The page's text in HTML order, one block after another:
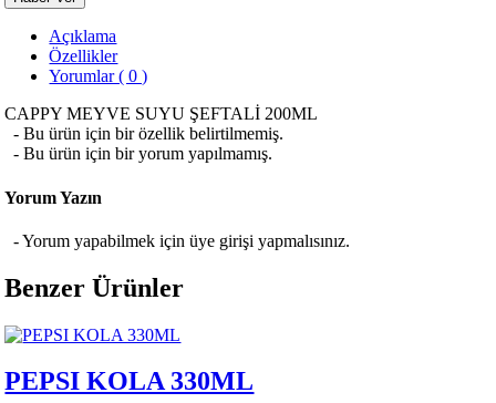
Açıklama
Özellikler
Yorumlar ( 0 )
CAPPY MEYVE SUYU ŞEFTALİ 200ML
- Bu ürün için bir özellik belirtilmemiş.
- Bu ürün için bir yorum yapılmamış.
Yorum Yazın
- Yorum yapabilmek için üye girişi yapmalısınız.
Benzer Ürünler
PEPSI KOLA 330ML